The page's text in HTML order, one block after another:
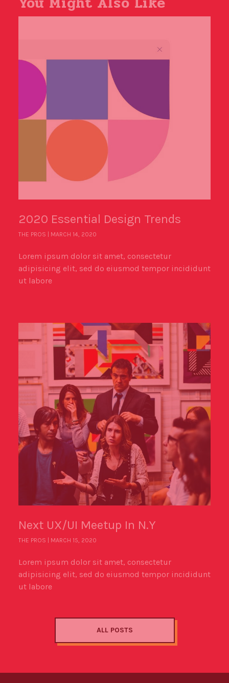
2020 Essential Design Trends
THE PROS MARCH 14, 2020
Lorem ipsum dolor sit amet, consectetur
adipisicing elit, sed do eiusmod tempor incididunt
ut labore
Next UX/UI Meetup In N.Y
THE PROS MARCH 15, 2020
Lorem ipsum dolor sit amet, consectetur
adipisicing elit, sed do eiusmod tempor incididunt
ut labore
ALL POSTS